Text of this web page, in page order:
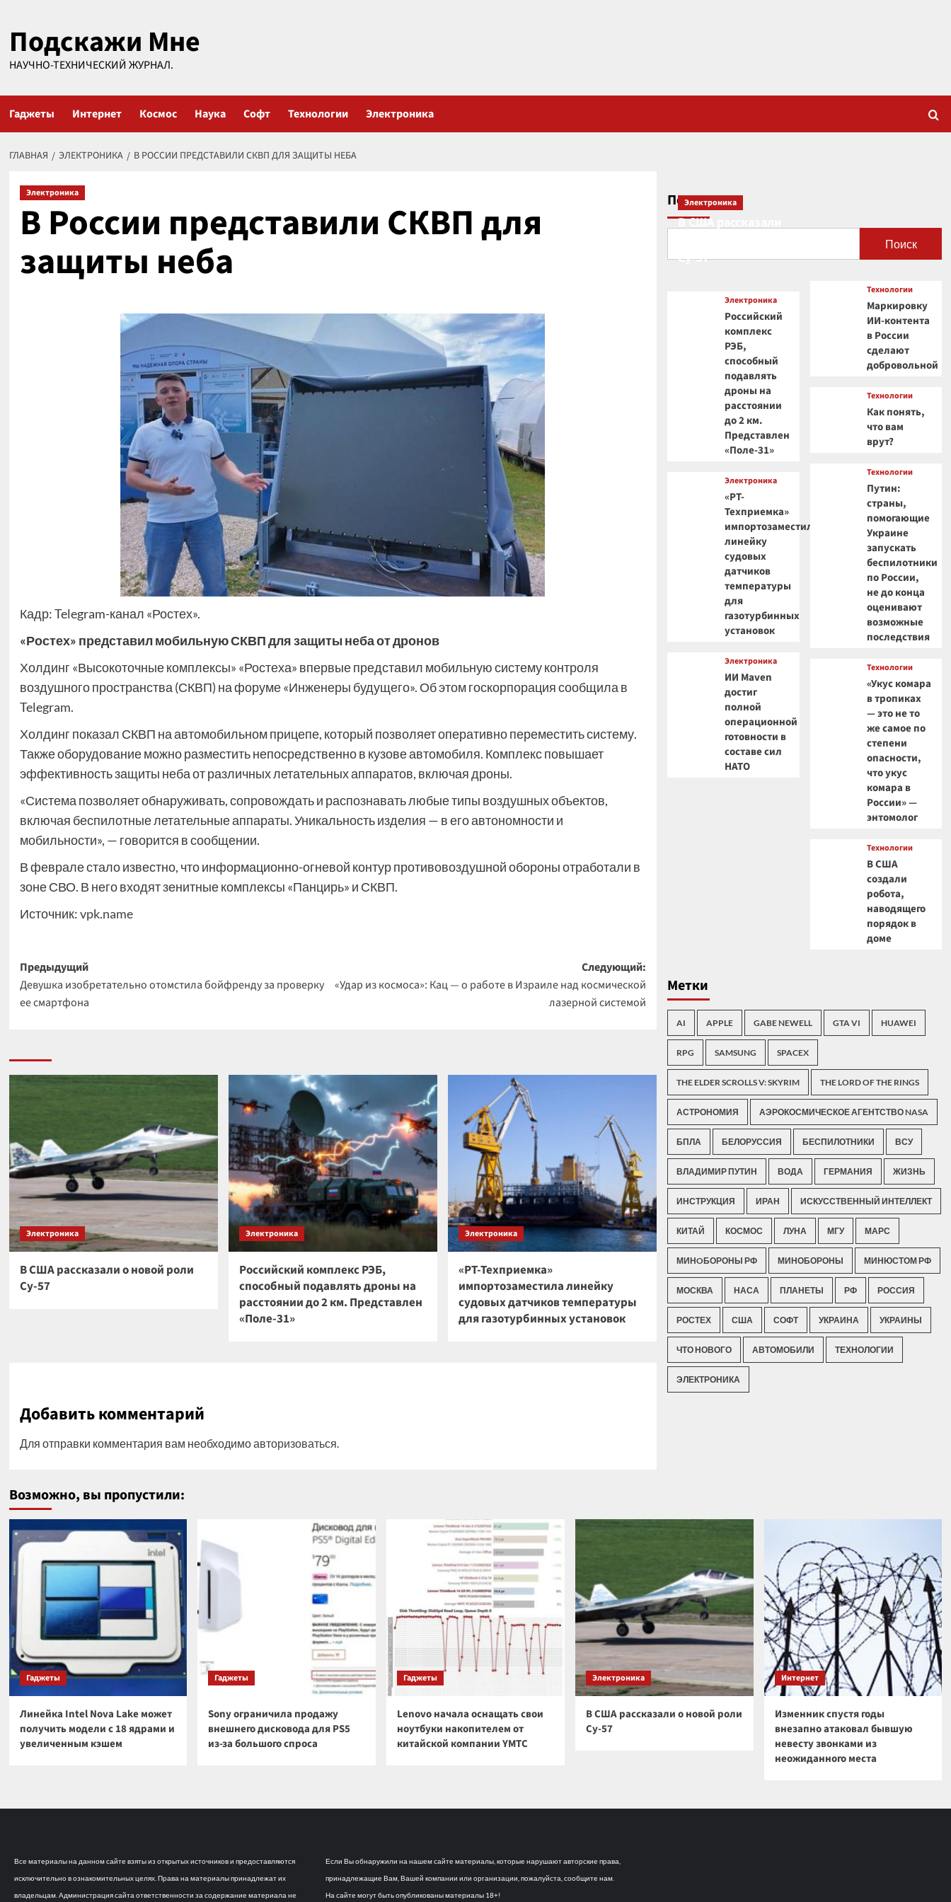
содержимому
Подскажи Мне
НАУЧНО-ТЕХНИЧЕСКИЙ ЖУРНАЛ.
Гаджеты Интернет Космос Наука Софт Технологии Электроника
ГЛАВНАЯ ЭЛЕКТРОНИКА В РОССИИ ПРЕДСТАВИЛИ СКВП ДЛЯ ЗАЩИТЫ НЕБА
Электроника
В России представили СКВП для
защиты неба
Кадр: Telegram-канал «Ростех».
«Ростех» представил мобильную СКВП для защиты неба от дронов
Холдинг «Высокоточные комплексы» «Ростеха» впервые представил мобильную систему контроля
воздушного пространства (СКВП) на форуме «Инженеры будущего». Об этом госкорпорация сообщила в
Telegram.
Холдинг показал СКВП на автомобильном прицепе, который позволяет оперативно переместить систему.
Также оборудование можно разместить непосредственно в кузове автомобиля. Комплекс повышает
эффективность защиты неба от различных летательных аппаратов, включая дроны.
«Система позволяет обнаруживать, сопровождать и распознавать любые типы воздушных объектов,
включая беспилотные летательные аппараты. Уникальность изделия — в его автономности и
мобильности», — говорится в сообщении.
В феврале стало известно, что информационно-огневой контур противовоздушной обороны отработали в
зоне СВО. В него входят зенитные комплексы «Панцирь» и СКВП.
Источник:vpk.name
Навигация
записи
Предыдущий
Девушка изобретательно отомстила бойфренду за проверку
ее смартфона
Следующий:
«Удар из космоса»: Кац — о работе в Израиле над космической
лазерной системой
Электроника
В США рассказали о новой роли
Су-57
Электроника
Российский комплекс РЭБ,
способный подавлять дроны на
расстоянии до 2 км. Представлен
«Поле-31»
Электроника
«РТ-Техприемка»
импортозаместила линейку
судовых датчиков температуры
для газотурбинных установок
Добавить комментарий
Для отправки комментария вам необходимоавторизоваться.
Поиск
Поиск
Электроника
В США рассказали
Су-57
Электроника
Российский
комплекс
РЭБ,
способный
подавлять
дроны на
расстоянии
до 2 км.
Представлен
«Поле-31»
Электроника
«РТ-
Техприемка»
импортозаместила
линейку
судовых
датчиков
температуры
для
газотурбинных
установок
Электроника
ИИ Maven
достиг
полной
операционной
готовности в
составе сил
НАТО
Технологии
Маркировку
ИИ-контента
в России
сделают
добровольной
Технологии
Как понять,
что вам
врут?
Технологии
Путин:
страны,
помогающие
Украине
запускать
беспилотники
по России,
не до конца
оценивают
возможные
последствия
Технологии
«Укус комара
в тропиках
— это не то
же самое по
степени
опасности,
что укус
комара в
России» —
энтомолог
Технологии
В США
создали
робота,
наводящего
порядок в
доме
Метки
AI APPLE GABE NEWELL GTA VI HUAWEI
RPG SAMSUNG SPACEX
THE ELDER SCROLLS V: SKYRIM THE LORD OF THE RINGS
АСТРОНОМИЯ АЭРОКОСМИЧЕСКОЕ АГЕНТСТВО NASA
БПЛА БЕЛОРУССИЯ БЕСПИЛОТНИКИ ВСУ
ВЛАДИМИР ПУТИН ВОДА ГЕРМАНИЯ ЖИЗНЬ
ИНСТРУКЦИЯ ИРАН ИСКУССТВЕННЫЙ ИНТЕЛЛЕКТ
КИТАЙ КОСМОС ЛУНА МГУ МАРС
МИНOБОРОНЫ РФ МИНОБОРОНЫ МИНЮСТОМ РФ
МОСКВА НАСА ПЛАНЕТЫ РФ РОССИЯ
РОСТЕХ США СОФТ УКРАИНА УКРАИНЫ
ЧТО НОВОГО АВТОМОБИЛИ ТЕХНОЛОГИИ
ЭЛЕКТРОНИКА
Возможно, вы пропустили:
Гаджеты
Линейка Intel Nova Lake может
получить модели с 18 ядрами и
увеличенным кэшем
Гаджеты
Sony ограничила продажу
внешнего дисковода для PS5
из-за большого спроса
Гаджеты
Lenovo начала оснащать свои
ноутбуки накопителем от
китайской компании YMTC
Электроника
В США рассказали о новой роли
Су-57
Интернет
Изменник спустя годы
внезапно атаковал бывшую
невесту звонками из
неожиданного места
Все материалы на данном сайте взяты из открытых источников и предоставляются
исключительно в ознакомительных целях. Права на материалы принадлежат их
владельцам. Администрация сайта ответственности за содержание материала не
Если Вы обнаружили на нашем сайте материалы, которые нарушают авторские права,
принадлежащие Вам, Вашей компании или организации, пожалуйста, сообщите нам.
На сайте могут быть опубликованы материалы 18+!